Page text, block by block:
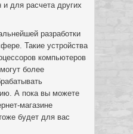
для расчета других
разработки
Такие устройства
компьютеров
более
А пока вы можете
магазине
будет для вас